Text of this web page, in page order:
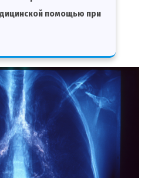
помощью при